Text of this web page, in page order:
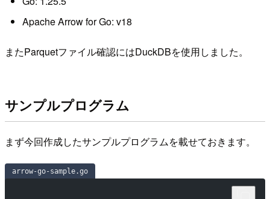
Apache Arrow for Go: v18
またParquetファイル確認にはDuckDBを使用しました。
サンプルプログラム
まず今回作成したサンプルプログラムを載せておきます。
arrow-go-sample.go